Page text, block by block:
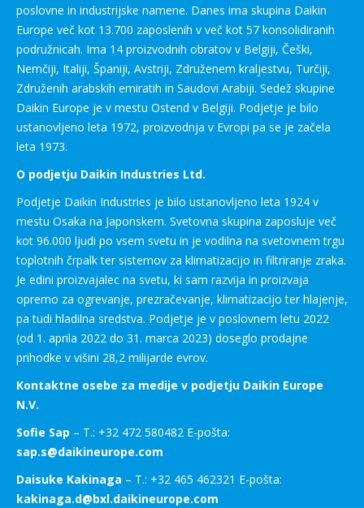
poslovne in industrijske namene. Danes ima skupina Daikin
Europe več kot 13.700 zaposlenih v več kot 57 konsolidiranih
podružnicah. Ima 14 proizvodnih obratov v Belgiji, Češki,
Nemčiji, Italiji, Španiji, Avstriji, Združenem kraljestvu, Turčiji,
Združenih arabskih emiratih in Saudovi Arabiji. Sedež skupine
Daikin Europe je v mestu Ostend v Belgiji. Podjetje je bilo
ustanovljeno leta 1972, proizvodnja v Evropi pa se je začela
leta 1973.
O podjetju Daikin Industries Ltd.
Podjetje Daikin Industries je bilo ustanovljeno leta 1924 v
mestu Osaka na Japonskem. Svetovna skupina zaposluje več
kot 96.000 ljudi po vsem svetu in je vodilna na svetovnem trgu
toplotnih črpalk ter sistemov za klimatizacijo in filtriranje zraka.
Je edini proizvajalec na svetu, ki sam razvija in proizvaja
opremo za ogrevanje, prezračevanje, klimatizacijo ter hlajenje,
pa tudi hladilna sredstva. Podjetje je v poslovnem letu 2022
(od 1. aprila 2022 do 31. marca 2023) doseglo prodajne
prihodke v višini 28,2 milijarde evrov.
Kontaktne osebe za medije v podjetju Daikin Europe
N.V.
Sofie Sap – T.: +32 472 580482 E-pošta:
sap.s@daikineurope.com
Daisuke Kakinaga – T.: +32 465 462321 E-pošta:
kakinaga.d@bxl.daikineurope.com